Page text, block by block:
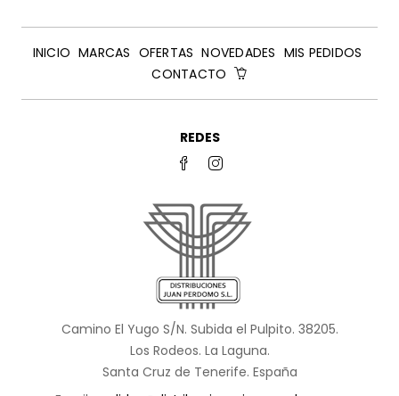
INICIO MARCAS OFERTAS NOVEDADES MIS PEDIDOS
CONTACTO
REDES
Camino El Yugo S/N. Subida el Pulpito. 38205.
Los Rodeos. La Laguna.
Santa Cruz de Tenerife. España